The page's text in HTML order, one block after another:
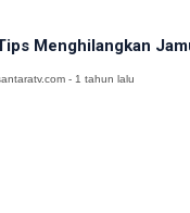
Menghilangkan
- 1 tahun lalu